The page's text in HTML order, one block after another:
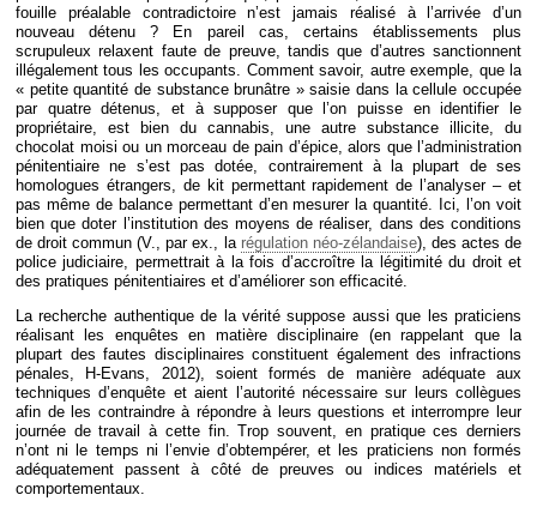
fouille préalable contradictoire n’est jamais réalisé à l’arrivée d’un
nouveau détenu ? En pareil cas, certains établissements plus
scrupuleux relaxent faute de preuve, tandis que d’autres sanctionnent
illégalement tous les occupants. Comment savoir, autre exemple, que la
« petite quantité de substance brunâtre » saisie dans la cellule occupée
par quatre détenus, et à supposer que l’on puisse en identifier le
propriétaire, est bien du cannabis, une autre substance illicite, du
chocolat moisi ou un morceau de pain d’épice, alors que l’administration
pénitentiaire ne s’est pas dotée, contrairement à la plupart de ses
homologues étrangers, de kit permettant rapidement de l’analyser – et
pas même de balance permettant d’en mesurer la quantité. Ici, l’on voit
bien que doter l’institution des moyens de réaliser, dans des conditions
de droit commun (V., par ex., la régulation néo-zélandaise), des actes de
police judiciaire, permettrait à la fois d’accroître la légitimité du droit et
des pratiques pénitentiaires et d’améliorer son efficacité.
La recherche authentique de la vérité suppose aussi que les praticiens
réalisant les enquêtes en matière disciplinaire (en rappelant que la
plupart des fautes disciplinaires constituent également des infractions
pénales, H-Evans, 2012), soient formés de manière adéquate aux
techniques d’enquête et aient l’autorité nécessaire sur leurs collègues
afin de les contraindre à répondre à leurs questions et interrompre leur
journée de travail à cette fin. Trop souvent, en pratique ces derniers
n’ont ni le temps ni l’envie d’obtempérer, et les praticiens non formés
adéquatement passent à côté de preuves ou indices matériels et
comportementaux.